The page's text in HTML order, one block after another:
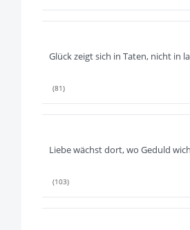
Glück zeigt sich in Taten, nicht in
(81)
Liebe wächst dort, wo Geduld
(103)